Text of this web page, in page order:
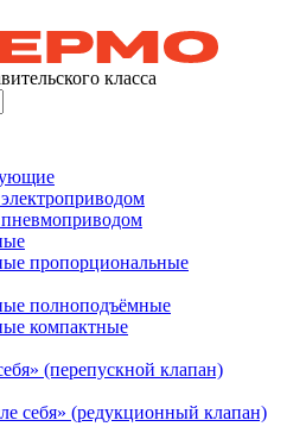
класса
пропорциональные
полноподъёмные
компактные
(перепускной клапан)
себя» (редукционный клапан)